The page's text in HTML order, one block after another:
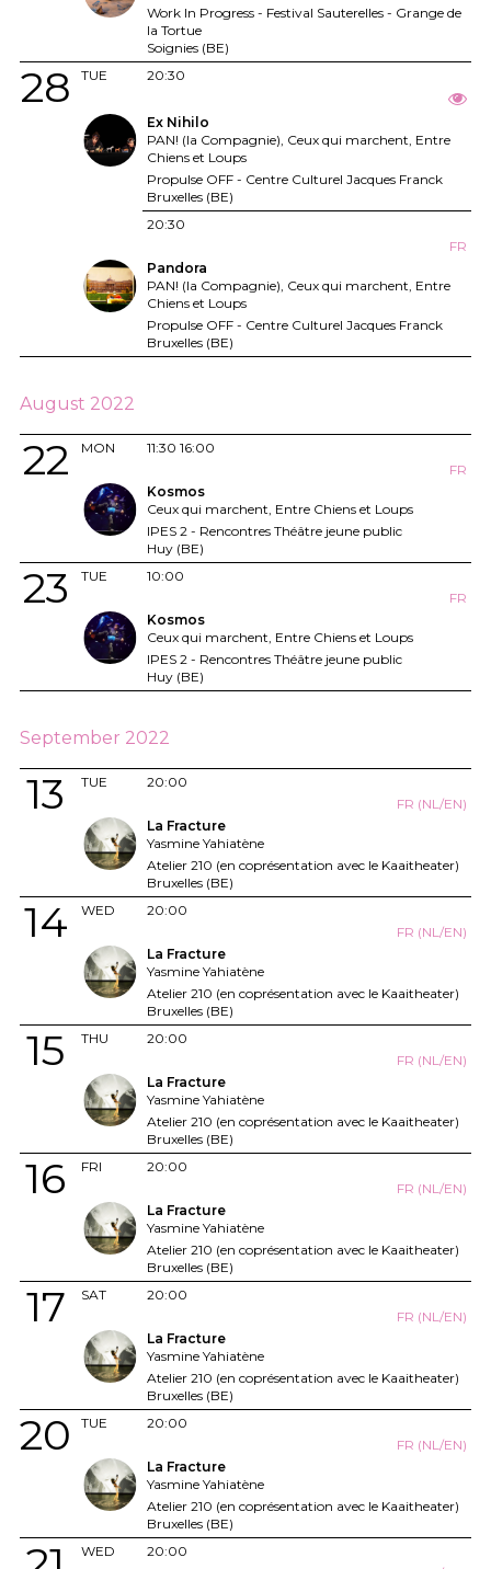
Work In Progress - Festival Sauterelles - Grange de
la Tortue
Soignies (BE)
TUE
28 20:30
Ex Nihilo
PAN! (la Compagnie), Ceux qui marchent, Entre
Chiens et Loups
Propulse OFF - Centre Culturel Jacques Franck
Bruxelles (BE)
20:30
FR
Pandora
PAN! (la Compagnie), Ceux qui marchent, Entre
Chiens et Loups
Propulse OFF - Centre Culturel Jacques Franck
Bruxelles (BE)
August 2022
MON
22 11:30 16:00
FR
Kosmos
Ceux qui marchent, Entre Chiens et Loups
IPES 2 - Rencontres Théâtre jeune public
Huy (BE)
TUE
23
10:00
FR
Kosmos
Ceux qui marchent, Entre Chiens et Loups
IPES 2 - Rencontres Théâtre jeune public
Huy (BE)
September 2022
TUE
13
20:00
FR (NL/EN)
La Fracture
Yasmine Yahiatène
Atelier 210 (en coprésentation avec le Kaaitheater)
Bruxelles (BE)
WED
14
20:00
FR (NL/EN)
La Fracture
Yasmine Yahiatène
Atelier 210 (en coprésentation avec le Kaaitheater)
Bruxelles (BE)
THU
15
20:00
FR (NL/EN)
La Fracture
Yasmine Yahiatène
Atelier 210 (en coprésentation avec le Kaaitheater)
Bruxelles (BE)
FRI
16
20:00
FR (NL/EN)
La Fracture
Yasmine Yahiatène
Atelier 210 (en coprésentation avec le Kaaitheater)
Bruxelles (BE)
SAT
17
20:00
FR (NL/EN)
La Fracture
Yasmine Yahiatène
Atelier 210 (en coprésentation avec le Kaaitheater)
Bruxelles (BE)
TUE
20
20:00
FR (NL/EN)
La Fracture
Yasmine Yahiatène
Atelier 210 (en coprésentation avec le Kaaitheater)
Bruxelles (BE)
WED
20:00